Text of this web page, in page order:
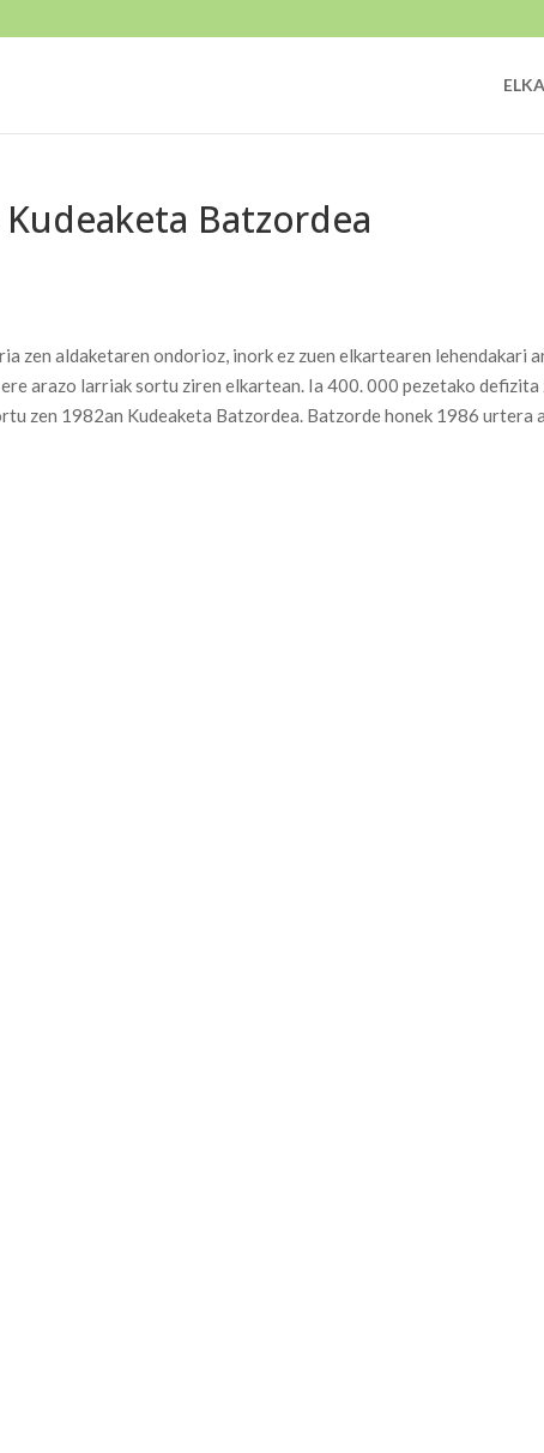
Batzordea
zen aldaketaren ondorioz, inork ez zuen elkartearen lehendakari
arazo larriak sortu ziren elkartean. Ia 400. 000 pezetako defizita
zen 1982an Kudeaketa Batzordea. Batzorde honek 1986 urtera